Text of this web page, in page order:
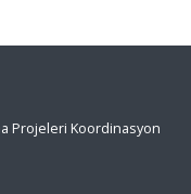
Projeleri Koordinasyon